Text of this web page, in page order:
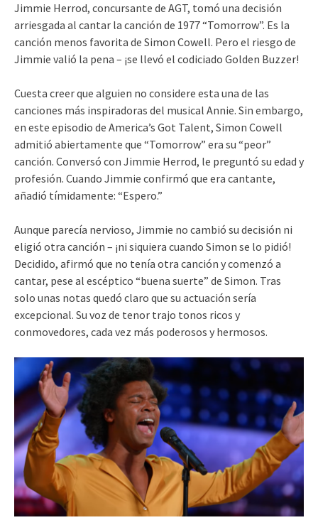
Jimmie Herrod, concursante de AGT, tomó una decisión
arriesgada al cantar la canción de 1977 “Tomorrow”. Es la
canción menos favorita de Simon Cowell. Pero el riesgo de
Jimmie valió la pena – ¡se llevó el codiciado Golden Buzzer!
Cuesta creer que alguien no considere esta una de las
canciones más inspiradoras del musical Annie. Sin embargo,
en este episodio de America’s Got Talent, Simon Cowell
admitió abiertamente que “Tomorrow” era su “peor”
canción. Conversó con Jimmie Herrod, le preguntó su edad y
profesión. Cuando Jimmie confirmó que era cantante,
añadió tímidamente: “Espero.”
Aunque parecía nervioso, Jimmie no cambió su decisión ni
eligió otra canción – ¡ni siquiera cuando Simon se lo pidió!
Decidido, afirmó que no tenía otra canción y comenzó a
cantar, pese al escéptico “buena suerte” de Simon. Tras
solo unas notas quedó claro que su actuación sería
excepcional. Su voz de tenor trajo tonos ricos y
conmovedores, cada vez más poderosos y hermosos.